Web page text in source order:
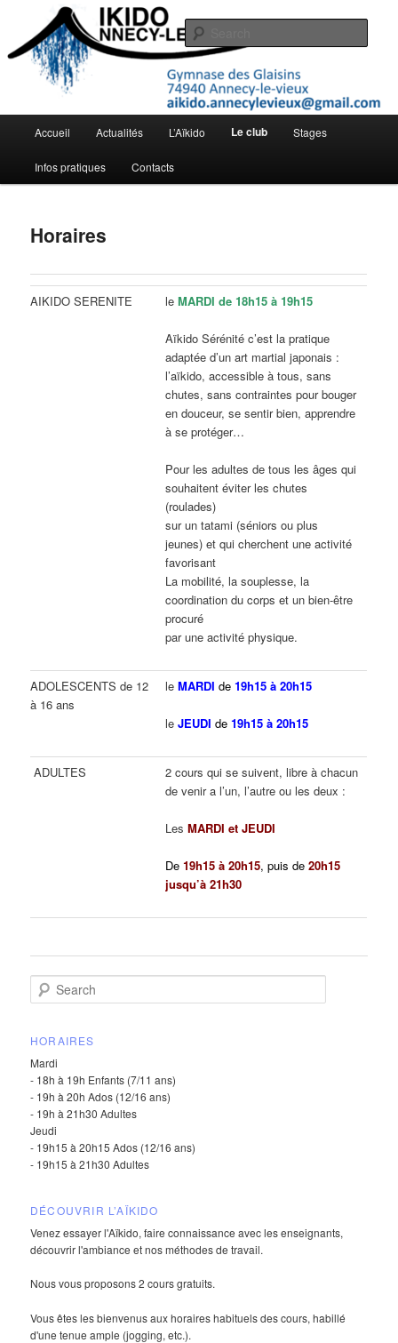
primary
contentAïkido Annecy-le-Vieux
Gymnase des Glaisins, 74940 Annecy-le-Vieux
Accueil Actualités L’Aïkido Le club Stages
Infos pratiques Contacts
Horaires
AIKIDO SERENITE leMARDI de 18h15 à 19h15
Aïkido Sérénité c’est la pratique
adaptée d’un art martial japonais :
l’aïkido, accessible à tous, sans
chutes, sans contraintes pour bouger
en douceur, se sentir bien, apprendre
à se protéger…
Pour les adultes de tous les âges qui
souhaitent éviter les chutes
(roulades)
sur un tatami (séniors ou plus
jeunes) et qui cherchent une activité
favorisant
La mobilité, la souplesse, la
coordination du corps et un bien-être
procuré
par une activité physique.
ADOLESCENTS de 12
à 16 ans
leMARDIde 19h15 à 20h15
leJEUDIde 19h15 à 20h15
ADULTES
2 cours qui se suivent, libre à chacun
de venir a l’un, l’autre ou les deux :
LesMARDI et JEUDI
De19h15 à 20h15, puis de 20h15
jusqu’à 21h30
e
r
h
HORAIRES
Mardi
- 18h à 19h Enfants (7/11 ans)
- 19h à 20h Ados (12/16 ans)
- 19h à 21h30 Adultes
Jeudi
- 19h15 à 20h15 Ados (12/16 ans)
- 19h15 à 21h30 Adultes
DÉCOUVRIR L’AÏKIDO
Venez essayer l'Aïkido, faire connaissance avec les enseignants,
découvrir l'ambiance et nos méthodes de travail.
Nous vous proposons 2 cours gratuits.
Vous êtes les bienvenus aux horaires habituels des cours, habillé
d'une tenue ample (jogging, etc.).